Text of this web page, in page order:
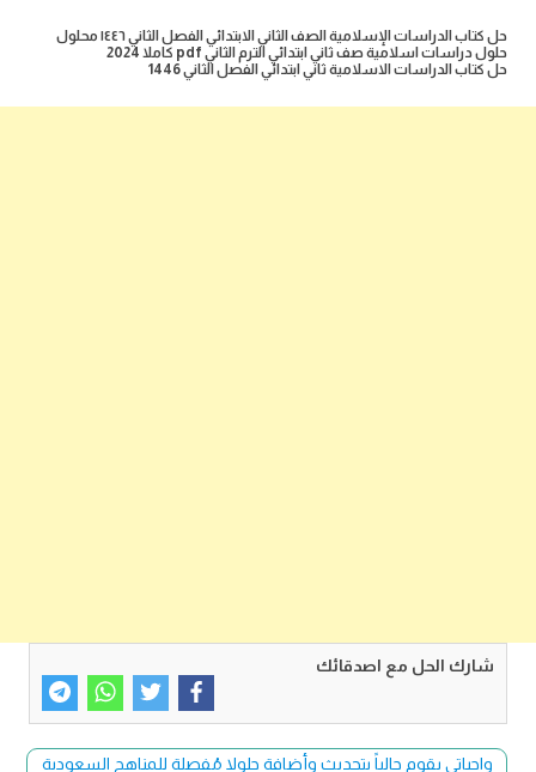
حل كتاب الدراسات الإسلامية الصف الثاني الابتدائي الفصل الثاني ١٤٤٦ محلول
حلول دراسات اسلامية صف ثاني ابتدائي الترم الثاني pdf كاملا 2024
حل كتاب الدراسات الاسلامية ثاني ابتدائي الفصل الثاني 1446
شارك الحل مع اصدقائك
واجباتي يقوم حالياً بتحديث وأضافة حلولا مُفصلة للمناهج السعودية